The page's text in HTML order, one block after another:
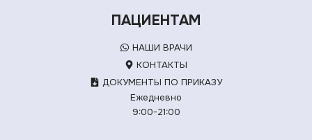
ПАЦИЕНТАМ
НАШИ ВРАЧИ
КОНТАКТЫ
ДОКУМЕНТЫ ПО ПРИКАЗУ
Ежедневно
9:00-21:00